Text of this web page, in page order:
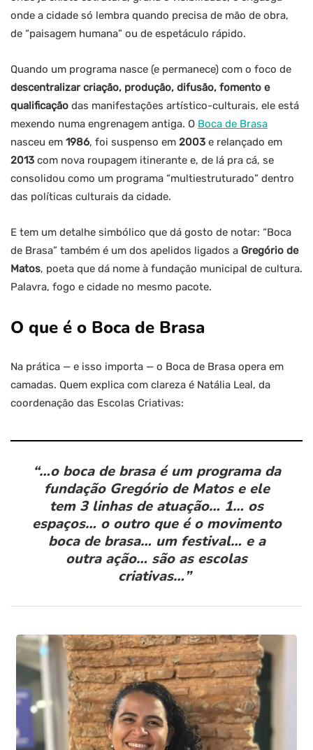
onde a cidade só lembra quando precisa de mão de obra,
de “paisagem humana” ou de espetáculo rápido.
Quando um programa nasce (e permanece) com o foco de
descentralizar criação, produção, difusão, fomento e
qualificação das manifestações artístico-culturais, ele está
mexendo numa engrenagem antiga. O Boca de Brasa
nasceu em 1986, foi suspenso em 2003 e relançado em
2013 com nova roupagem itinerante e, de lá pra cá, se
consolidou como um programa “multiestruturado” dentro
das políticas culturais da cidade.
E tem um detalhe simbólico que dá gosto de notar: “Boca
de Brasa” também é um dos apelidos ligados a Gregório de
Matos, poeta que dá nome à fundação municipal de cultura.
Palavra, fogo e cidade no mesmo pacote.
O que é o Boca de Brasa
Na prática — e isso importa — o Boca de Brasa opera em
camadas. Quem explica com clareza é Natália Leal, da
coordenação das Escolas Criativas:
“…o boca de brasa é um programa da
fundação Gregório de Matos e ele
tem 3 linhas de atuação… 1… os
espaços… o outro que é o movimento
boca de brasa… um festival… e a
outra ação… são as escolas
criativas…”